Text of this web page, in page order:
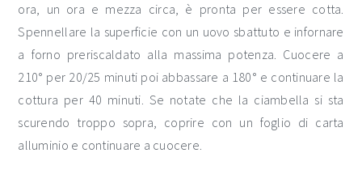
ora, un ora e mezza circa, è pronta per essere cotta.
Spennellare la superficie con un uovo sbattuto e infornare
a forno preriscaldato alla massima potenza. Cuocere a
210° per 20/25 minuti poi abbassare a 180° e continuare la
cottura per 40 minuti. Se notate che la ciambella si sta
scurendo troppo sopra, coprire con un foglio di carta
alluminio e continuare a cuocere.